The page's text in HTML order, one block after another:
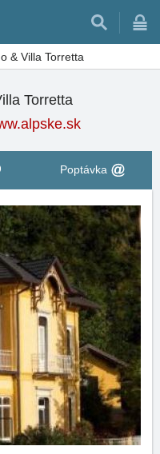
& Villa Torretta
Torretta
Poptávka